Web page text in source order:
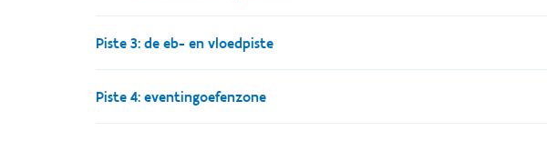
overdekt zand + geopad
Piste 3: de eb- en vloedpiste
buiten zand (Mol)
Piste 4: eventingoefenzone